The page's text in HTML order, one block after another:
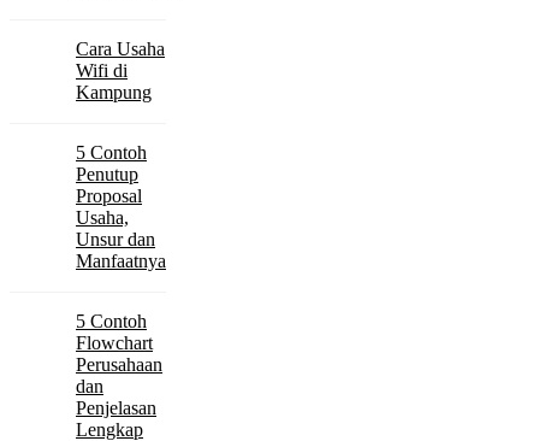
Cara Usaha
Wifi di
Kampung
5 Contoh
Penutup
Proposal
Usaha,
Unsur dan
Manfaatnya
5 Contoh
Flowchart
Perusahaan
dan
Penjelasan
Lengkap